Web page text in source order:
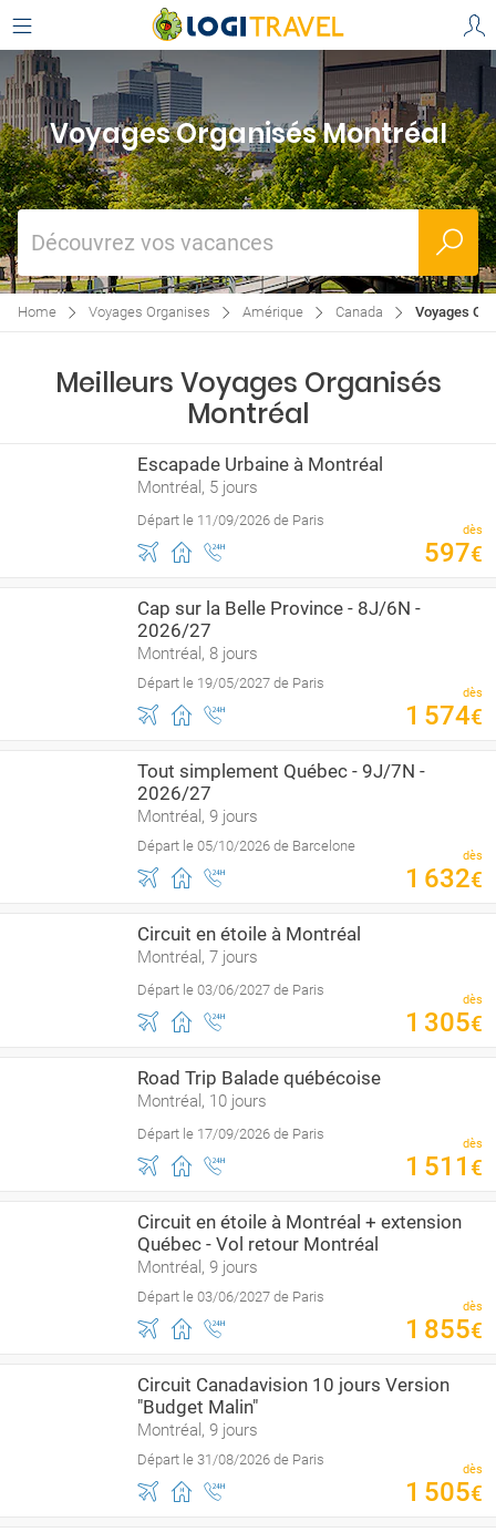
Voyages Organisés Montréal
Découvrez vos vacances
Home Voyages Organises Amérique Canada Voyages
Meilleurs Voyages Organisés
Montréal
Escapade Urbaine à Montréal
Montréal, 5 jours
Départ le 11/09/2026 de Paris
dès
597€
Cap sur la Belle Province - 8J/6N -
2026/27
Montréal, 8 jours
Départ le 19/05/2027 de Paris
dès
1 574€
Tout simplement Québec - 9J/7N -
2026/27
Montréal, 9 jours
Départ le 05/10/2026 de Barcelone
dès
1 632€
Circuit en étoile à Montréal
Montréal, 7 jours
Départ le 03/06/2027 de Paris
dès
1 305€
Road Trip Balade québécoise
Montréal, 10 jours
Départ le 17/09/2026 de Paris
dès
1 511 €
Circuit en étoile à Montréal + extension
Québec - Vol retour Montréal
Montréal, 9 jours
Départ le 03/06/2027 de Paris
dès
1 855€
Circuit Canadavision 10 jours Version
"Budget Malin"
Montréal, 9 jours
Départ le 31/08/2026 de Paris
dès
1 505€